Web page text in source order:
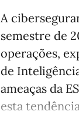
A
semestre de
operações,
de
ameaças da
esta